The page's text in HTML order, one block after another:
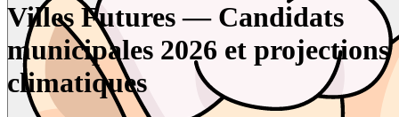
Villes Futures — Candidats
municipales 2026 et projections
climatiques